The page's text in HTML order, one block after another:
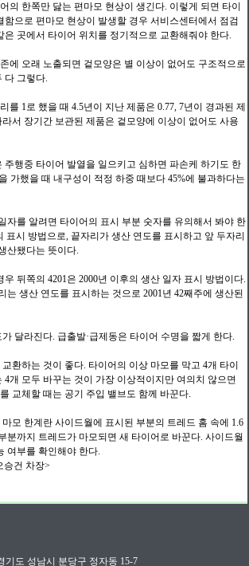
의 한쪽만 닳는 편마모 현상이 생긴다. 이렇게 되면 타이
으로 편마모 현상이 발생할 경우 서비스센터에서 점검
곳에서 타이어 위치를 정기적으로 교환해줘야 한다.
에 오래 노출되면 겉모양은 별 이상이 없어도 구조적으로
다 그렇다.
1로 했을 때 4.5년이 지난 제품은 0.77, 7년이 경과된 제
서 장기간 보관된 제품은 겉모양에 이상이 없어도 사용
행중 타이어 발열을 일으키고 심하면 파손케 하기도 한
가했을 때 내구성이 적정 하중 때보다 45%에 불과하다는
자를 알려면 타이어의 표시 부분 숫자를 유의해서 봐야 한
표시 방법으로, 끝자리가 생산 연도를 표시하고 앞 두자리
산됐다는 뜻이다.
뒤쪽의 4201은 2000년 이후의 생산 일자 표시 방법이다.
생산 연도를 표시하는 것으로 2001년 42째주에 생산된
달라진다. 급출발·급제동은 타이어 수명을 짧게 한다.
환하는 것이 좋다. 타이어의 이상 마모를 막고 4개 타이
개 모두 바꾸는 것이 가장 이상적이지만 여의치 않으면
교체할 때는 공기 주입 밸브도 함께 바꾼다.
모 한계란 사이드월에 표시된 부분의 트레드 홈 속에 1.6
분까지 트레드가 마모되면 새 타이어로 바꾼다. 사이드월
여부를 확인해야 한다.
승건 차장>
기도 성남시 분당구 정자동 15-7